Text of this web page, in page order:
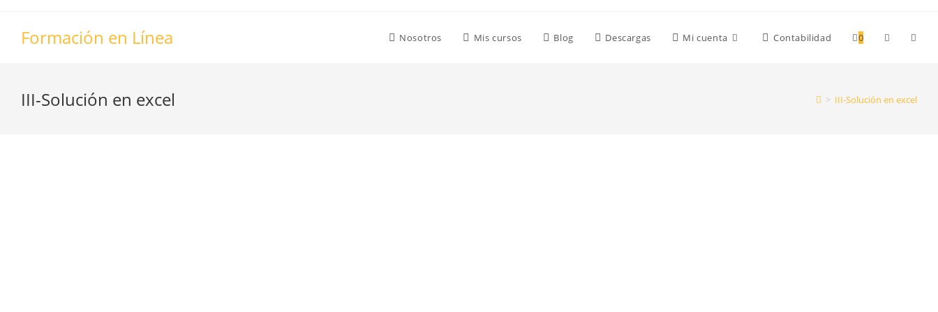
Formación en Línea Nosotros Mis cursos Blog Descargas Mi cuenta Contabilidad 0
III-Solución en excel > III-Solución en excel